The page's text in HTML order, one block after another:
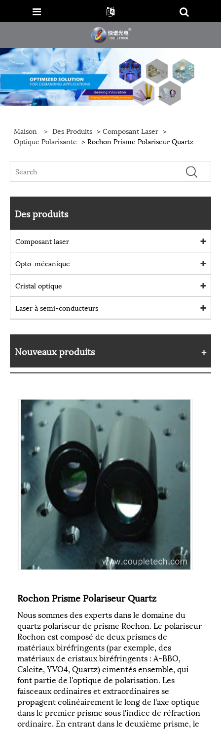
Maison > Des Produits >Composant Laser >
Optique Polarisante > Rochon Prisme Polariseur Quartz
Des produits
Composant laser
Opto-mécanique
Cristal optique
Laser à semi-conducteurs
Nouveaux produits
Rochon Prisme Polariseur Quartz
Nous sommes des experts dans le domaine du
quartz polariseur de prisme Rochon. Le polariseur
Rochon est composé de deux prismes de
matériaux biréfringents (par exemple, des
matériaux de cristaux biréfringents : A-BBO,
Calcite, YVO4, Quartz) cimentés ensemble, qui
font partie de l'optique de polarisation. Les
faisceaux ordinaires et extraordinaires se
propagent colinéairement le long de l'axe optique
dans le premier prisme sous l'indice de réfraction
ordinaire. En entrant dans le deuxième prisme, le